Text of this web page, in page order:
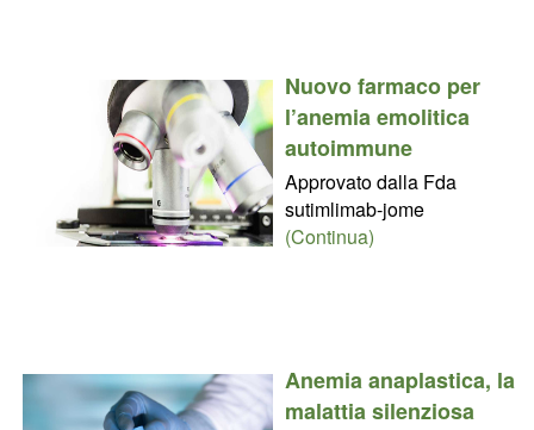
Nuovo farmaco per
l’anemia emolitica
autoimmune
Approvato dalla Fda
sutimlimab-jome
(Continua)
Anemia anaplastica, la
malattia silenziosa